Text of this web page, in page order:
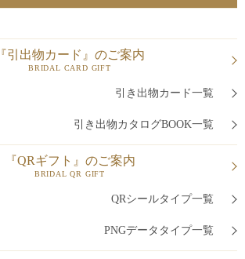
『引出物カード』のご案内
BRIDAL CARD GIFT
引き出物カード一覧
引き出物カタログBOOK一覧
『QRギフト』のご案内
BRIDAL QR GIFT
QRシールタイプ一覧
PNGデータタイプ一覧